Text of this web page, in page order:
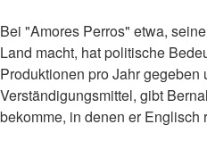
Bei "Amores Perros" etwa,
Land macht, hat politische
Produktionen pro Jahr
Verständigungsmittel, gibt
bekomme, in denen er